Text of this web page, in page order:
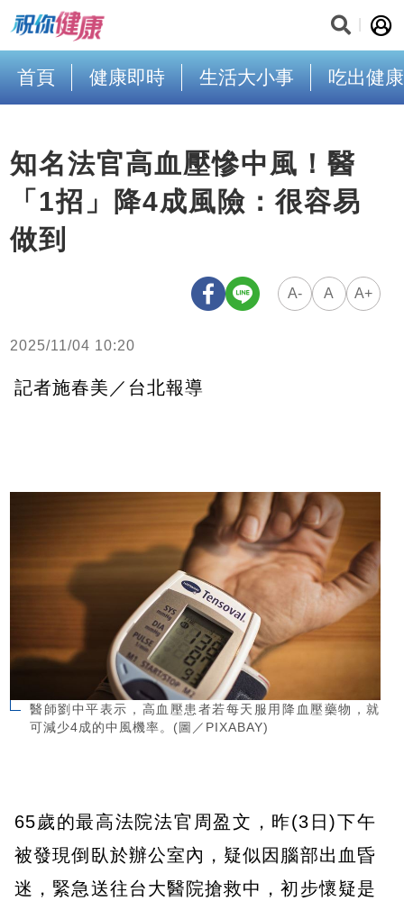
首頁 健康即時 生活大小事 吃出健康
知名法官高血壓慘中風！醫
「1招」降4成風險：很容易
做到
A- A A+
2025/11/04 10:20
記者施春美／台北報導
醫師劉中平表示，高血壓患者若每天服用降血壓藥物，就
可減少4成的中風機率。(圖／PIXABAY)
65歲的最高法院法官周盈文，昨(3日)下午
被發現倒臥於辦公室內，疑似因腦部出血昏
迷，緊急送往台大醫院搶救中，初步懷疑是